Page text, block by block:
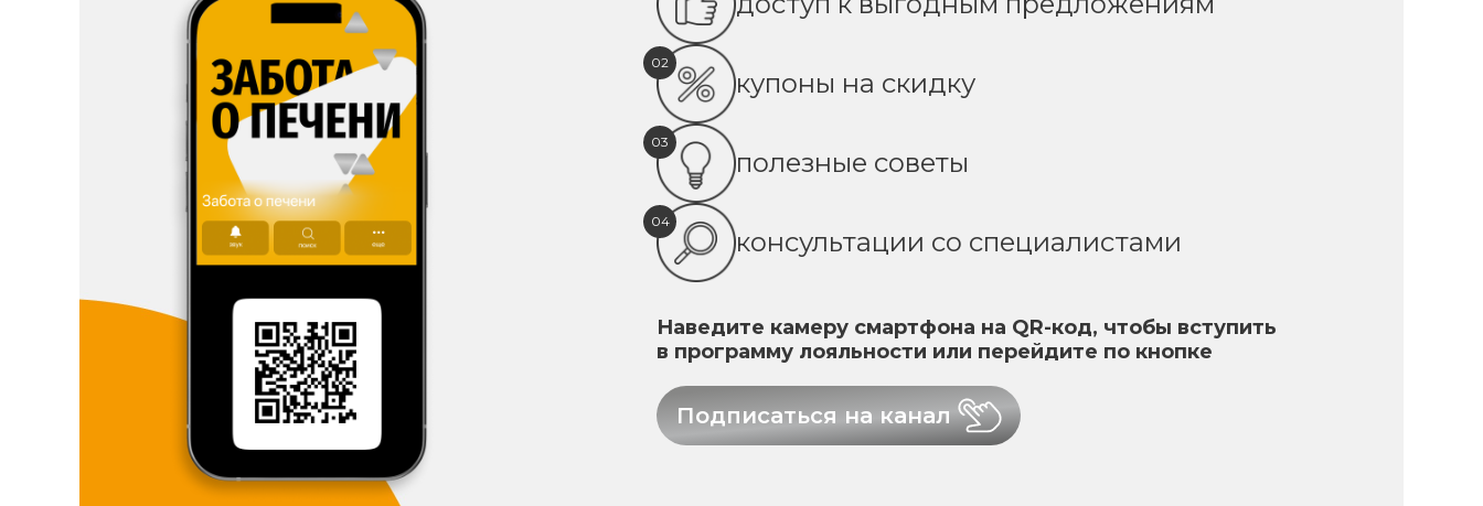
02
купоны на скидку
03
полезные советы
04
консультации со специалистами
Наведите камеру смартфона на QR-код, чтобы вступить
в программу лояльности или перейдите по кнопке
Подписаться на канал